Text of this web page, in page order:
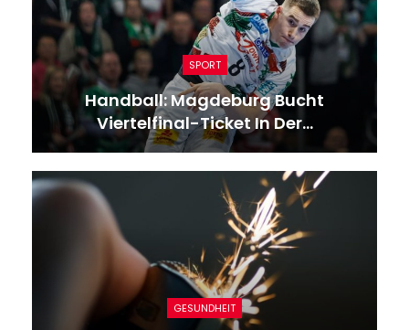
SPORT
Handball: Magdeburg Bucht
Viertelfinal-Ticket In Der…
GESUNDHEIT